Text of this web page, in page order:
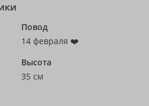
Повод
14 февраля ❤️
Высота
35 см